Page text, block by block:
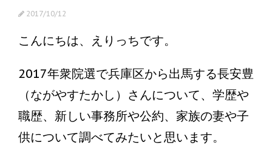
2017/10/12
こんにちは、えりっちです。
2017年衆院選で兵庫区から出馬する長安豊
（ながやすたかし）さんについて、学歴や
職歴、新しい事務所や公約、家族の妻や子
供について調べてみたいと思います。